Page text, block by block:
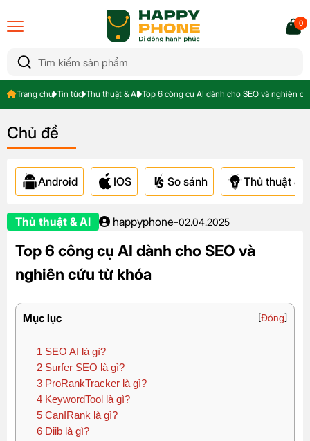
0
Trang chủ Tin tức Thủ thuật & AI Top 6 công cụ AI dành cho SEO và nghiên
Chủ đề
Android IOS So sánh Thủ thuật &
Thủ thuật & AI happyphone-02.04.2025
Top 6 công cụ AI dành cho SEO và
nghiên cứu từ khóa
Mục lục [Đóng]
1 SEO AI là gì?
2 Surfer SEO là gì?
3 ProRankTracker là gì?
4 KeywordTool là gì?
5 CanIRank là gì?
6 Diib là gì?